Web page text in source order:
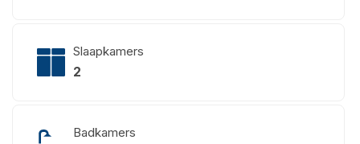
Slaapkamers
2
Badkamers